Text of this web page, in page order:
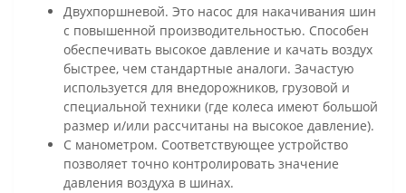
Двухпоршневой. Это насос для накачивания шин
с повышенной производительностью. Способен
обеспечивать высокое давление и качать воздух
быстрее, чем стандартные аналоги. Зачастую
используется для внедорожников, грузовой и
специальной техники (где колеса имеют большой
размер и/или рассчитаны на высокое давление).
С манометром. Соответствующее устройство
позволяет точно контролировать значение
давления воздуха в шинах.